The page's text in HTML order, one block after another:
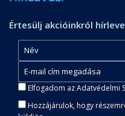
Értesülj akcióinkról
Elfogadom az Adatvédelmi
Hozzájárulok, hogy